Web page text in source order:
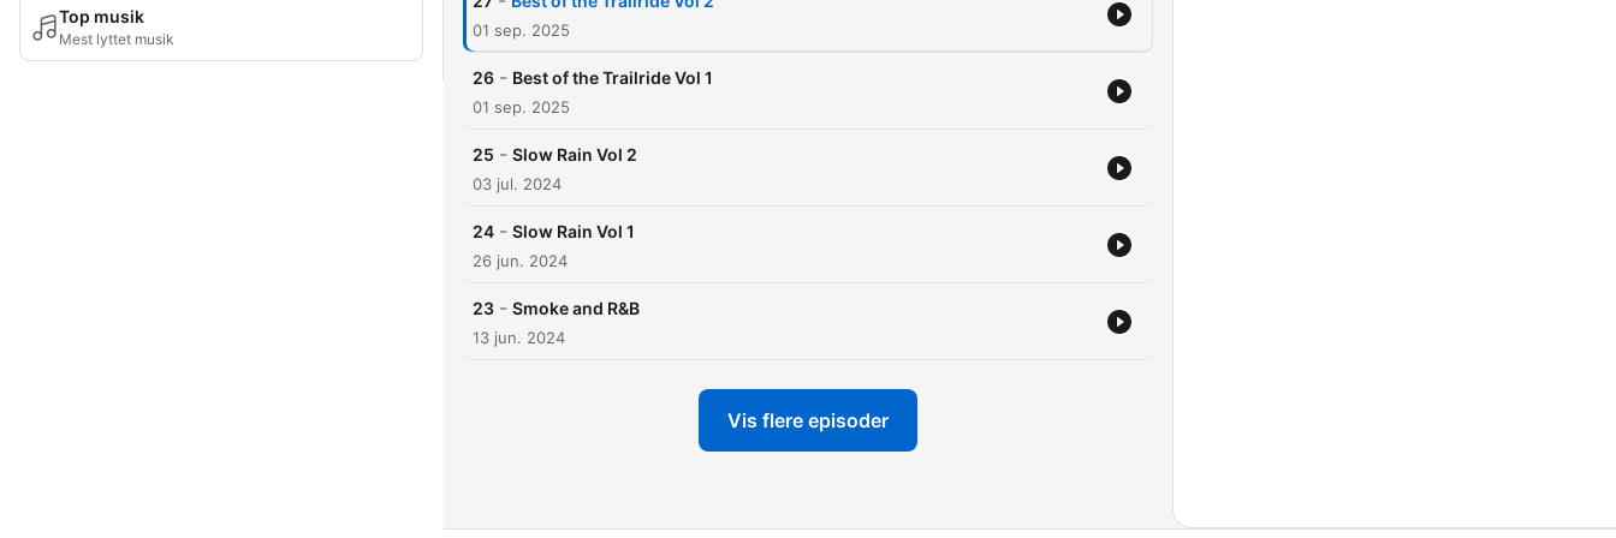
Top musik
Mest lyttet musik 01 sep. 2025
26 - Best of the Trailride Vol 1
01 sep. 2025
25 - Slow Rain Vol 2
03 jul. 2024
24 - Slow Rain Vol 1
26 jun. 2024
23 - Smoke and R&B
13 jun. 2024
Vis flere episoder